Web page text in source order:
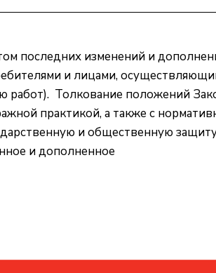
последних изменений и
и лицами,
работ). Толкование положений
практикой, а также с
и общественную
и дополненное